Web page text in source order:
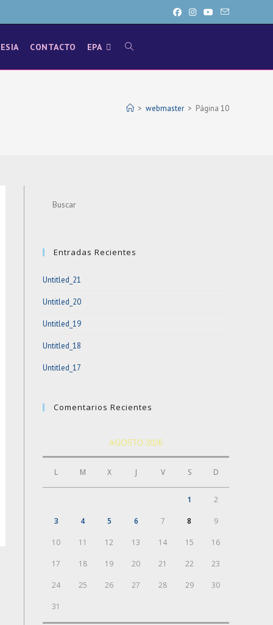
CONTACTO EPA ALTERNAR
> webmaster > Página 10
Entradas Recientes
Untitled_21
Untitled_20
Untitled_19
Untitled_18
Untitled_17
Comentarios Recientes
AGOSTO 2026
L M X J V S D
1 2
3 4 5 6 7 8 9
10 11 12 13 14 15 16
17 18 19 20 21 22 23
24 25 26 27 28 29 30
31